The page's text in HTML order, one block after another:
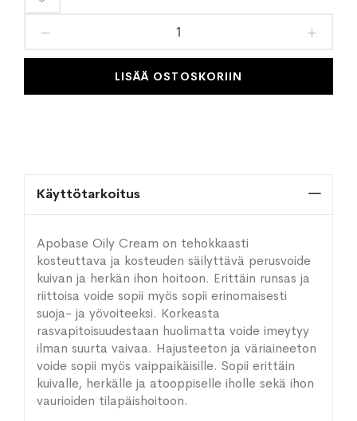
toivelistaan
LISÄÄ OSTOSKORIIN
Käyttötarkoitus
Apobase Oily Cream on tehokkaasti
kosteuttava ja kosteuden säilyttävä perusvoide
kuivan ja herkän ihon hoitoon. Erittäin runsas ja
riittoisa voide sopii myös sopii erinomaisesti
suoja- ja yövoiteeksi. Korkeasta
rasvapitoisuudestaan huolimatta voide imeytyy
ilman suurta vaivaa. Hajusteeton ja väriaineeton
voide sopii myös vaippaikäisille. Sopii erittäin
kuivalle, herkälle ja atooppiselle iholle sekä ihon
vaurioiden tilapäishoitoon.